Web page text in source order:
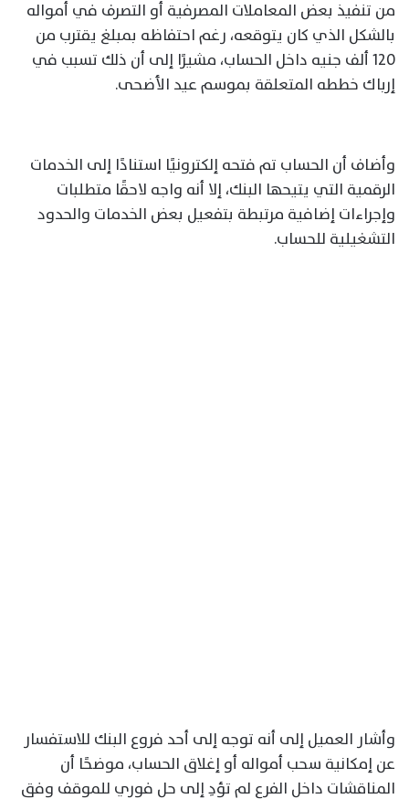
من تنفيذ بعض المعاملات المصرفية أو التصرف في أمواله
بالشكل الذي كان يتوقعه، رغم احتفاظه بمبلغ يقترب من
120 ألف جنيه داخل الحساب، مشيرًا إلى أن ذلك تسبب في
إرباك خططه المتعلقة بموسم عيد الأضحى.
وأضاف أن الحساب تم فتحه إلكترونيًا استنادًا إلى الخدمات
الرقمية التي يتيحها البنك، إلا أنه واجه لاحقًا متطلبات
وإجراءات إضافية مرتبطة بتفعيل بعض الخدمات والحدود
التشغيلية للحساب.
وأشار العميل إلى أنه توجه إلى أحد فروع البنك للاستفسار
عن إمكانية سحب أمواله أو إغلاق الحساب، موضحًا أن
المناقشات داخل الفرع لم تؤدِ إلى حل فوري للموقف وفق